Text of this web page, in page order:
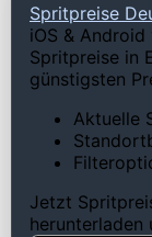
Spritpreise
iOS &
Spritpreise in
günstigsten
Aktuelle
Jetzt
herunterladen